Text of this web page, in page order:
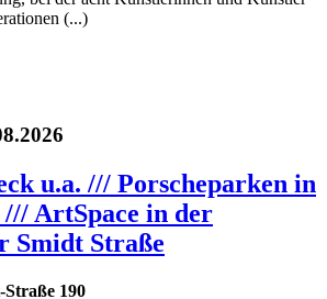
(...)
u.a. /// Porscheparken in
ArtSpace in der
Smidt Straße
190